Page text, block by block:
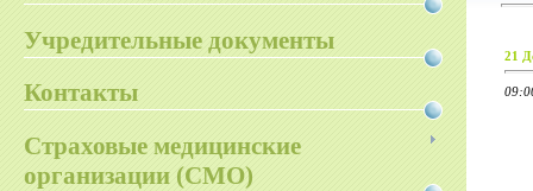
Учредительные документы
Контакты
Страховые медицинские
организации (СМО)
21